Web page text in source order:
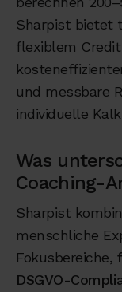
Sharpist bietet
flexiblem
und messbare
individuelle
Was
Coaching-
Sharpist
menschliche
Fokusbereiche,
DSGVO-